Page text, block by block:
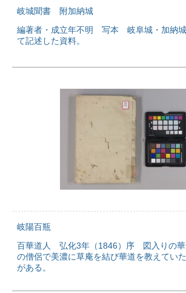
岐城聞書 附加納城
編著者・成立年不明 写本 岐阜城・加納
て記述した資料。
岐陽百瓶
百華道人 弘化3年（1846）序 図入りの華
の僧侶で美濃に草庵を結び華道を教えてい
がある。